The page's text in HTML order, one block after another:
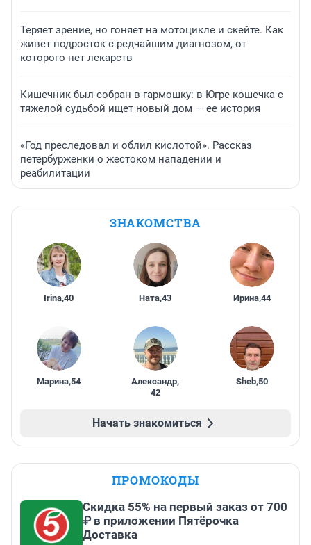
Теряет зрение, но гоняет на мотоцикле и скейте. Как
живет подросток с редчайшим диагнозом, от
которого нет лекарств
Кишечник был собран в гармошку: в Югре кошечка с
тяжелой судьбой ищет новый дом — ее история
«Год преследовал и облил кислотой». Рассказ
петербурженки о жестоком нападении и
реабилитации
ЗНАКОМСТВА
Irina,40 Ната,43 Ирина,44
Марина,54 Александр,
42
Sheb,50
Начать знакомиться
ПРОМОКОДЫ
Скидка 55% на первый заказ от 700
₽ в приложении Пятёрочка
Доставка